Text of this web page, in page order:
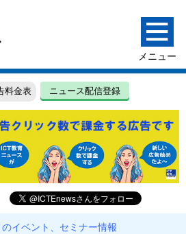
料金表 ニュース配信登録
のイベント、セミナー情報